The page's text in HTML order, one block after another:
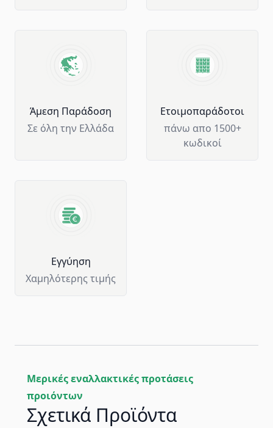
Άμεση Παράδοση
Σε όλη την Ελλάδα
Ετοιμοπαράδοτοι
πάνω απο 1500+
κωδικοί
Eγγύηση
Χαμηλότερης τιμής
Μερικές εναλλακτικές προτάσεις
προιόντων
Σχετικά Προϊόντα